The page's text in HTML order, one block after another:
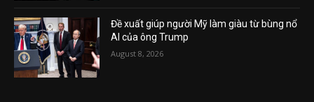
Đề xuất giúp người Mỹ làm giàu từ bùng nổ
AI của ông Trump
August 8, 2026